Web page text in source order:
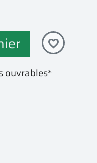
favorite_border
ouvrables*